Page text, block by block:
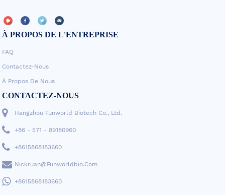
À PROPOS DE L'ENTREPRISE
FAQ
Contactez-Nous
À Propos De Nous
CONTACTEZ-NOUS
Hangzhou Funworld Biotech Co., Ltd.
+86 - 571 - 89180960
+8615868183660
Nickruan@funworldbio.com
+8615868183660